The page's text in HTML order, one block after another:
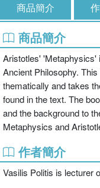
商品簡介
商品簡介
Aristotles' 'Metaphysics'
Ancient Philosophy.
thematically and takes
found in the text. The
and the background to
Metaphysics and
作者簡介
Vasilis Politis is lecturer